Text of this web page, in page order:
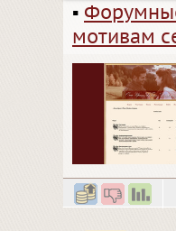
▪
мотивам